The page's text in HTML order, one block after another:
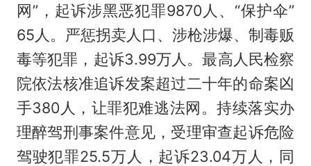
网”，起诉涉黑恶犯罪9870人、“保护伞”
65人。严惩拐卖人口、涉枪涉爆、制毒贩
毒等犯罪，起诉3.99万人。最高人民检察
院依法核准追诉发案超过二十年的命案凶
手380人，让罪犯难逃法网。持续落实办
理醉驾刑事案件意见，受理审查起诉危险
驾驶犯罪25.5万人，起诉23.04万人，同